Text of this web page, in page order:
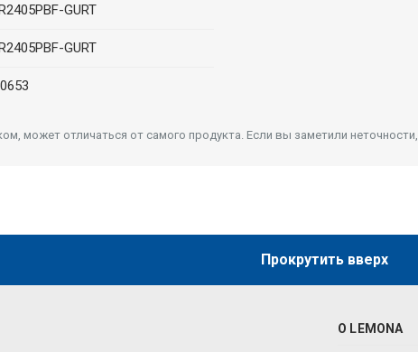
GURT
GURT
может отличаться от самого продукта. Если вы заметили
Прокрутить вверх
О LEMONA